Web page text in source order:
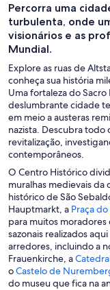
Percorra uma
turbulenta, onde
visionários e as
Mundial.
Explore as ruas de
conheça sua história
Uma fortaleza do
deslumbrante cidade
em meio a austeras
nazista. Descubra
revitalização,
contemporâneos.
O Centro Histórico
muralhas medievais
histórico de São
Hauptmarkt, a Praça
para muitos
sazonais realizados
arredores, incluindo a
Frauenkirche, a
oCastelo de
do museu que fica na